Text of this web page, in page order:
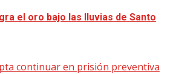
el oro bajo las lluvias de Santo
continuar en prisión preventiva